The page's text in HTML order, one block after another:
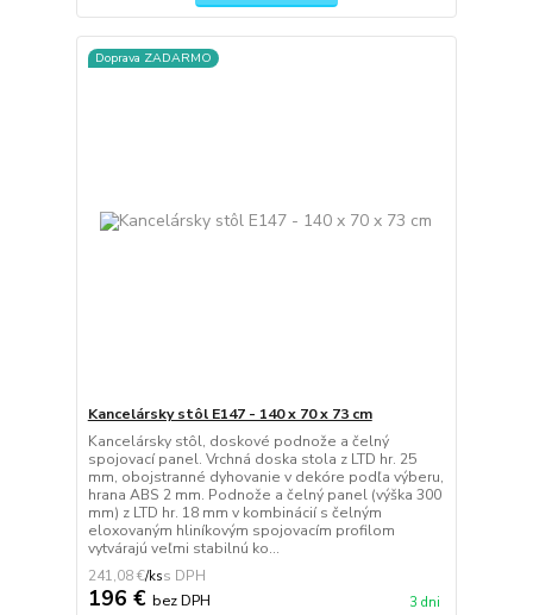
Doprava ZADARMO
Kancelársky stôl E147 - 140 x 70 x 73 cm
Kancelársky stôl, doskové podnože a čelný
spojovací panel. Vrchná doska stola z LTD hr. 25
mm, obojstranné dyhovanie v dekóre podľa výberu,
hrana ABS 2 mm. Podnože a čelný panel (výška 300
mm) z LTD hr. 18 mm v kombinácií s čelným
eloxovaným hliníkovým spojovacím profilom
vytvárajú veľmi stabilnú ko...
241,08 €/ks
196 € bez DPH 3 dni